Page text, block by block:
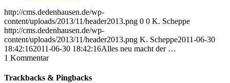
http://cms.dedenhausen.de/wp-
content/uploads/2013/11/header2013.png 0 0 K. Scheppe
http://cms.dedenhausen.de/wp-
content/uploads/2013/11/header2013.png K. Scheppe2011-06-30
18:42:162011-06-30 18:42:16Alles neu macht der …
1 Kommentar
Trackbacks & Pingbacks